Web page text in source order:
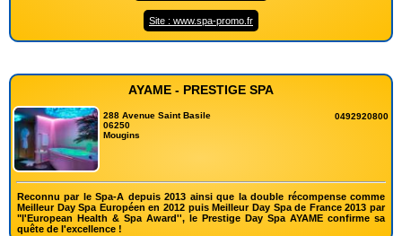
Site : www.spa-promo.fr
AYAME - PRESTIGE SPA
288 Avenue Saint Basile
06250
Mougins
0492920800
Reconnu par le Spa-A depuis 2013 ainsi que la double récompense comme
Meilleur Day Spa Européen en 2012 puis Meilleur Day Spa de France 2013 par
"l'European Health & Spa Award'', le Prestige Day Spa AYAME confirme sa
quête de l'excellence !